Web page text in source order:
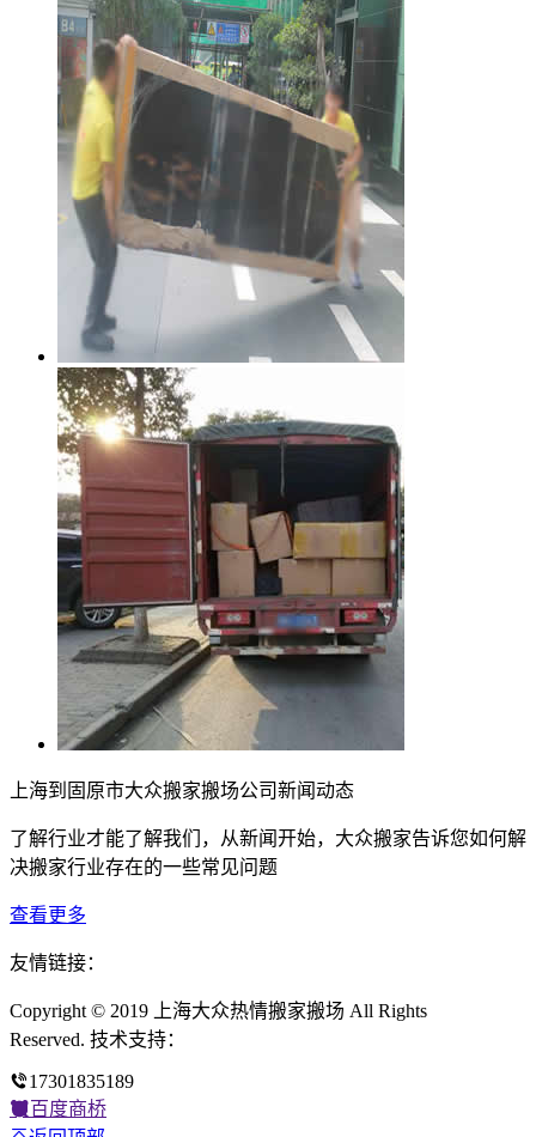
上海到固原市大众搬家搬场公司新闻动态
了解行业才能了解我们，从新闻开始，大众搬家告诉您如何解
决搬家行业存在的一些常见问题
查看更多
友情链接：
Copyright © 2019 上海大众热情搬家搬场 All Rights
Reserved. 技术支持：
17301835189
百度商桥